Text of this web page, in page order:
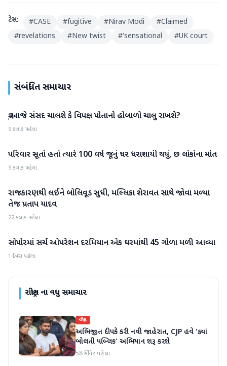
ટેગ્સ: #CASE #fugitive #Nirav Modi #Claimed
#revelations #New twist #'sensational #UK court
સંબંધિત સમાચાર
રાષ્ટ્રીય
શું આજે સંસદ ચાલશે કે વિપક્ષ પોતાનો હોબાળો ચાલુ રાખશે?
9 કલાક પહેલા
રાષ્ટ્રીય
પરિવાર સૂતો હતો ત્યારે 100 વર્ષ જૂનું ઘર ધરાશાયી થયું, છ લોકોના મોત
9 કલાક પહેલા
રાષ્ટ્રીય
રાજકારણથી લઈને બોલિવૂડ સુધી, મલ્લિકા શેરાવત સાથે જોવા મળ્યા
તેજ પ્રતાપ યાદવ
22 કલાક પહેલા
રાષ્ટ્રીય
સોપોરમાં સર્ચ ઓપરેશન દરમિયાન એક ઘરમાંથી 45 ગોળા મળી આવ્યા
1 દિવસ પહેલા
રાષ્ટ્રીયના વધુ સમાચાર
રાષ્ટ્રીય
અભિજીત દીપકે કરી નવી જાહેરાત, CJP હવે 'ક્યાં
બોલતી પબ્લિક' અભિયાન શરૂ કરશે
58 મિનિટ પહેલા